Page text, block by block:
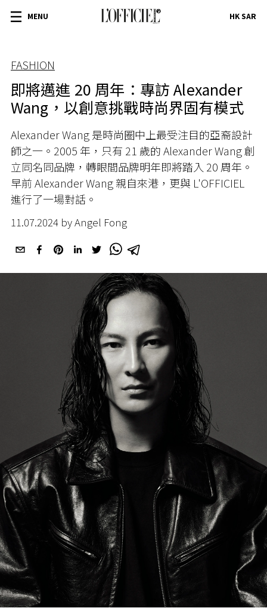
MENU HK SAR
FASHION
即將邁進 20 周年：專訪 Alexander
Wang，以創意挑戰時尚界固有模式
Alexander Wang 是時尚圈中上最受注目的亞裔設計
師之一。2005 年，只有 21 歲的 Alexander Wang 創
立同名同品牌，轉眼間品牌明年即將踏入 20 周年。
早前 Alexander Wang 親自來港，更與 L'OFFICIEL
進行了一場對話。
11.07.2024 by Angel Fong